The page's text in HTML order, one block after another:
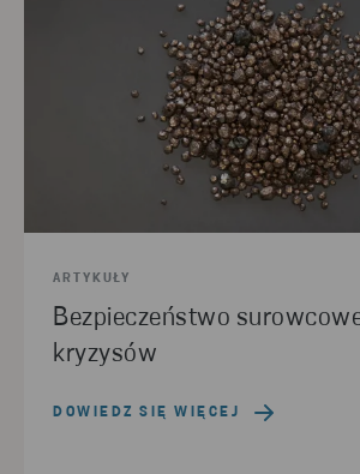
ARTYKUŁY
Bezpieczeństwo
kryzysów
DOWIEDZ SIĘ WIĘCEJ